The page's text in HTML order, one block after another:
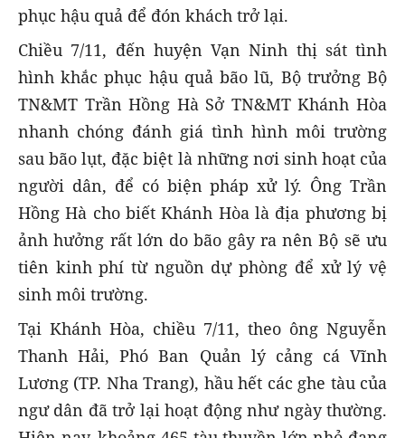
phục hậu quả để đón khách trở lại.
Chiều 7/11, đến huyện Vạn Ninh thị sát tình
hình khắc phục hậu quả bão lũ, Bộ trưởng Bộ
TN&MT Trần Hồng Hà Sở TN&MT Khánh Hòa
nhanh chóng đánh giá tình hình môi trường
sau bão lụt, đặc biệt là những nơi sinh hoạt của
người dân, để có biện pháp xử lý. Ông Trần
Hồng Hà cho biết Khánh Hòa là địa phương bị
ảnh hưởng rất lớn do bão gây ra nên Bộ sẽ ưu
tiên kinh phí từ nguồn dự phòng để xử lý vệ
sinh môi trường.
Tại Khánh Hòa, chiều 7/11, theo ông Nguyễn
Thanh Hải, Phó Ban Quản lý cảng cá Vĩnh
Lương (TP. Nha Trang), hầu hết các ghe tàu của
ngư dân đã trở lại hoạt động như ngày thường.